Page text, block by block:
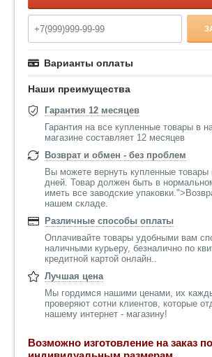
Варианты оплаты
Наши преимущества
Гарантия 12 месяцев
Гарантия на все купленные товары в
магазине составляет 12 месяцев
Возврат и обмен - без проблем
Вы можете вернуть купленные товары
дней. Товар должен быть в
иметь все заводские
нашем складе.
Различные способы оплаты
Оплачивайте товары удобными вам
наличными курьеру, безналично по
кредитной картой онлайн..
Лучшая цена
Мы гордимся нашими ценами, их
проверяют сотни клиентов, которые
нашему интернет - магазину!
Возможно изготовление на заказ по